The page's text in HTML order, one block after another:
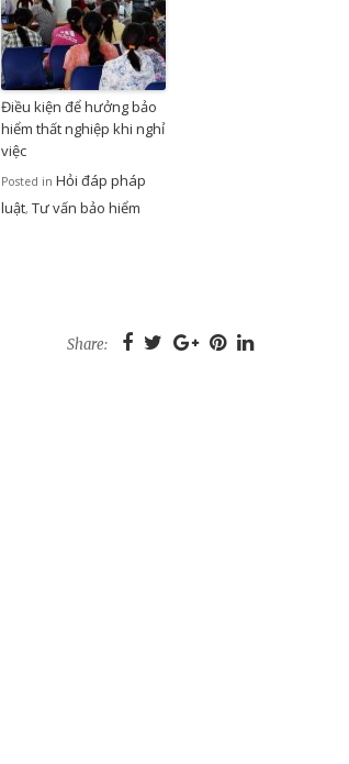
Điều kiện để hưởng bảo
hiểm thất nghiệp khi nghỉ
việc
Posted in Hỏi đáp pháp
luật, Tư vấn bảo hiểm
Share: